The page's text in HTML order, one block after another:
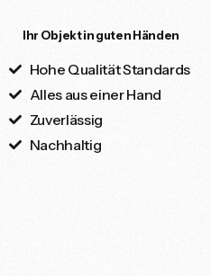
Ihr Objekt in guten Händen
Hohe Qualität Standards
Alles aus einer Hand
Zuverlässig
Nachhaltig